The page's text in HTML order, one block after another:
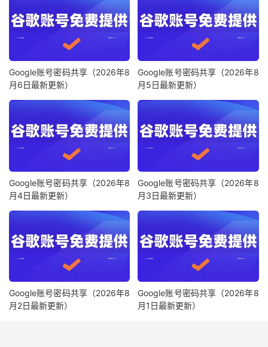
Google账号密码共享（2026年8
月6日最新更新）
Google账号密码共享（2026年8
月5日最新更新）
Google账号密码共享（2026年8
月4日最新更新）
Google账号密码共享（2026年8
月3日最新更新）
Google账号密码共享（2026年8
月2日最新更新）
Google账号密码共享（2026年8
月1日最新更新）